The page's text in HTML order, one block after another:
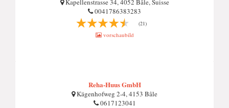
Kapellenstrasse 34, 4052 Bâle, Suisse
0041786383283
(21)
vorschaubild
Reha-Huus GmbH
Kägenhofweg 2-4, 4153 Bâle
0617123041